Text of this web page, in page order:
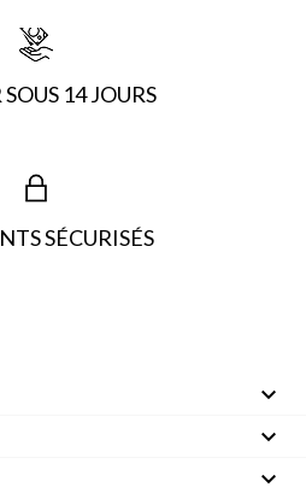
14 JOURS
SÉCURISÉS


